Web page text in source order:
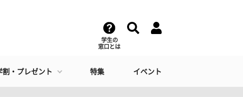
学生の
窓口とは
割・プレゼント 特集 イベント